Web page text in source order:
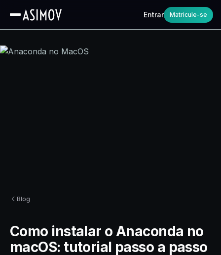
Entrar Matricule-se
Blog
Como instalar o Anaconda no
macOS: tutorial passo a passo